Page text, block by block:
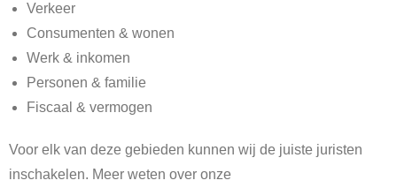
Verkeer
Consumenten & wonen
Werk & inkomen
Personen & familie
Fiscaal & vermogen
Voor elk van deze gebieden kunnen wij de juiste juristen
inschakelen. Meer weten over onze